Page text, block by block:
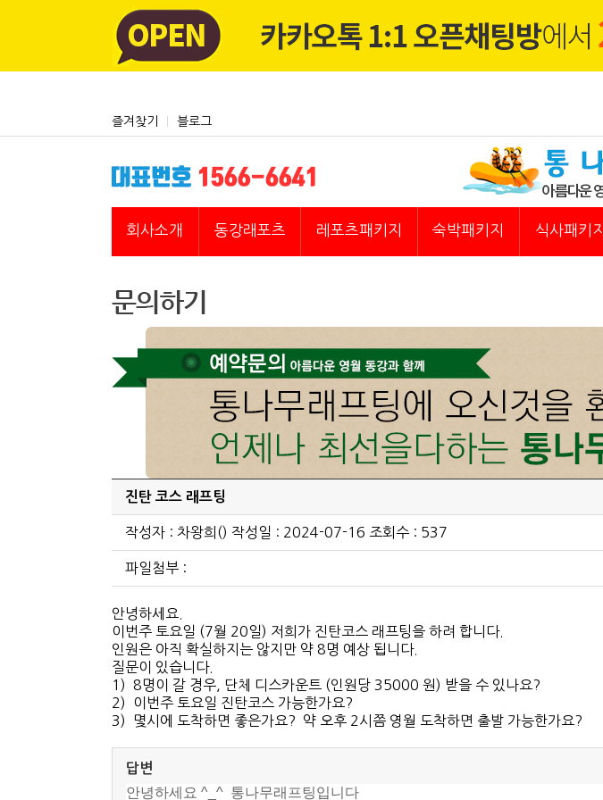
즐겨찾기 블로그
회사소개 동강래포츠 레포츠패키지 숙박패키지 식사패키지
진탄 코스 래프팅
작성자 : 차왕희() 작성일 : 2024-07-16 조회수 : 537
파일첨부 :
안녕하세요.
이번주 토요일 (7월 20일) 저희가 진탄코스 래프팅을 하려 합니다.
인원은 아직 확실하지는 않지만 약 8명 예상 됩니다.
질문이 있습니다.
1) 8명이 갈 경우, 단체 디스카운트 (인원당 35000 원) 받을 수 있나요?
2) 이번주 토요일 진탄코스 가능한가요?
3) 몇시에 도착하면 좋은가요? 약 오후 2시쯤 영월 도착하면 출발 가능한가요?
답변
안녕하세요 ^_^ 통나무래프팅입니다